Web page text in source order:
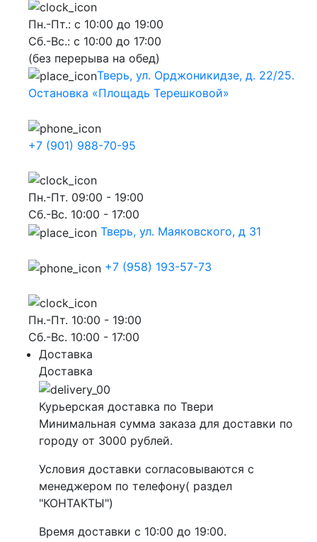
Пн.-Пт.: с 10:00 до 19:00
Сб.-Вс.: с 10:00 до 17:00
(без перерыва на обед)
Тверь, ул. Орджоникидзе, д. 22/25.
Остановка «Площадь Терешковой»
+7 (901) 988-70-95
Пн.-Пт. 09:00 - 19:00
Сб.-Вс. 10:00 - 17:00
Тверь, ул. Маяковского, д 31
+7 (958) 193-57-73
Пн.-Пт. 10:00 - 19:00
Сб.-Вс. 10:00 - 17:00
Доставка
Доставка
Курьерская доставка по Твери
Минимальная сумма заказа для доставки по
городу от 3000 рублей.
Условия доставки согласовываются с
менеджером по телефону( раздел
"КОНТАКТЫ")
Время доставки с 10:00 до 19:00.